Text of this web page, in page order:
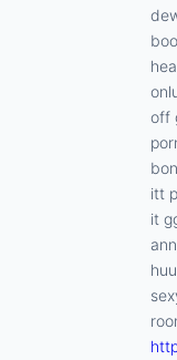
off
itt
it